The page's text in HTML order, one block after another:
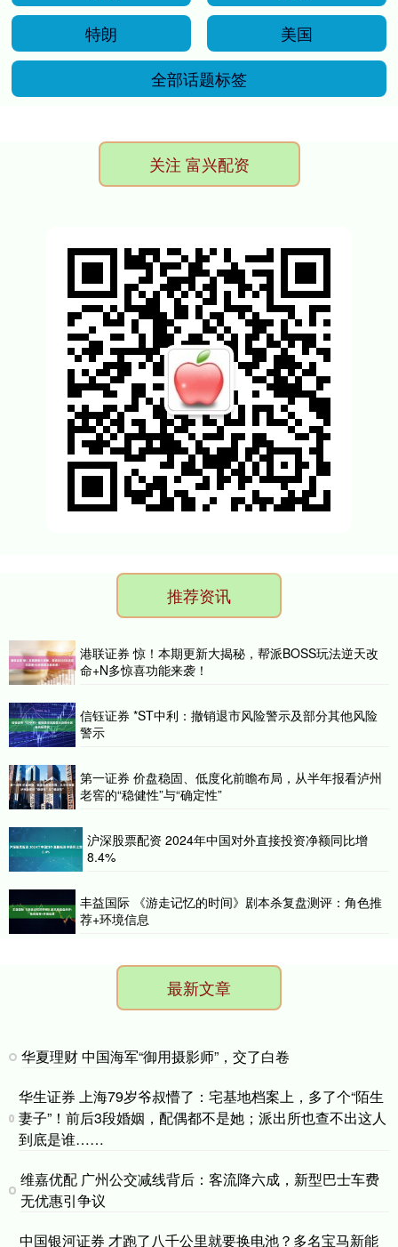
特朗
美国
全部话题标签
关注 富兴配资
推荐资讯
港联证券 惊！本期更新大揭秘，帮派BOSS玩法逆天改
命+N多惊喜功能来袭！
信钰证券 *ST中利：撤销退市风险警示及部分其他风险
警示
第一证券 价盘稳固、低度化前瞻布局，从半年报看泸州
老窖的“稳健性”与“确定性”
沪深股票配资 2024年中国对外直接投资净额同比增
8.4%
丰益国际 《游走记忆的时间》剧本杀复盘测评：角色推
荐+环境信息
最新文章
华夏理财 中国海军“御用摄影师”，交了白卷
华生证券 上海79岁爷叔懵了：宅基地档案上，多了个“陌生
妻子”！前后3段婚姻，配偶都不是她；派出所也查不出这人
到底是谁……
维嘉优配 广州公交减线背后：客流降六成，新型巴士车费
无优惠引争议
中国银河证券 才跑了八千公里就要换电池？多名宝马新能